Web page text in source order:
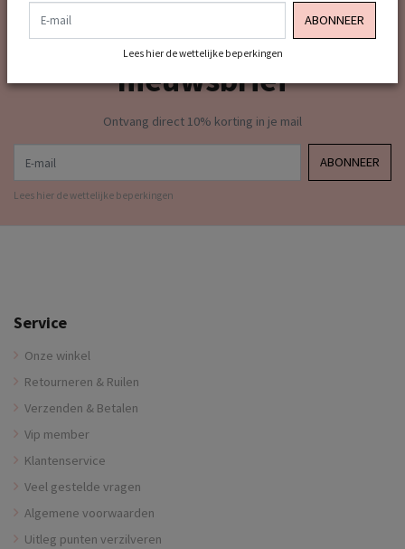
Meld je aan voor onze
nieuwsbrief
Ontvang direct 10% korting in je mail
ABONNEER
Lees hier de wettelijke beperkingen
Service
Onze winkel
Retourneren & Ruilen
Verzenden & Betalen
Vip member
Klantenservice
Veel gestelde vragen
Algemene voorwaarden
Uitleg punten verzilveren
ABONNEER
Lees hier de wettelijke beperkingen